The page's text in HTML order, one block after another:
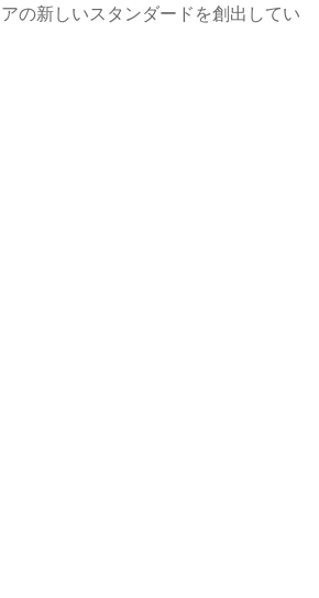
の新しいスタンダードを創出してい